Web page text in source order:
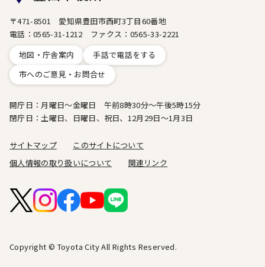
〒471-8501 愛知県豊田市西町3丁目60番地
電話：0565-31-1212 ファクス：0565-33-2221
地図・庁舎案内
手話で電話をする
市へのご意見・お問合せ
開庁日：月曜日～金曜日 午前8時30分～午後5時15分
閉庁日：土曜日、日曜日、祝日、12月29日～1月3日
サイトマップ
このサイトについて
個人情報の取り扱いについて
関連リンク
Copyright © Toyota City All Rights Reserved.